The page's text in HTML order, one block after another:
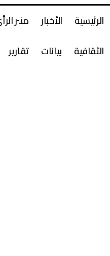
الرئيسية الأخبار منبر
الثقافية
بيانات تقارير